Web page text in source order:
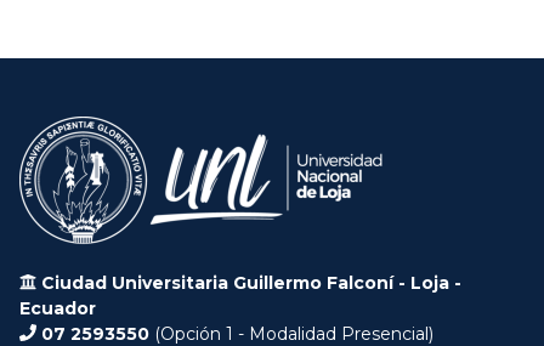
Ciudad Universitaria Guillermo Falconí - Loja -
Ecuador
07 2593550 (Opción 1 - Modalidad Presencial)